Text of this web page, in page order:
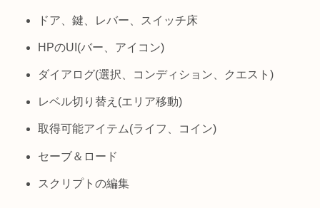
ドア、鍵、レバー、スイッチ床
HPのUI(バー、アイコン)
ダイアログ(選択、コンディション、クエスト)
レベル切り替え(エリア移動)
取得可能アイテム(ライフ、コイン)
セーブ＆ロード
スクリプトの編集